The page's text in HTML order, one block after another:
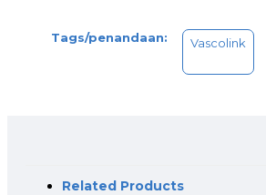
Tags/penandaan: Vascolink
Related Products